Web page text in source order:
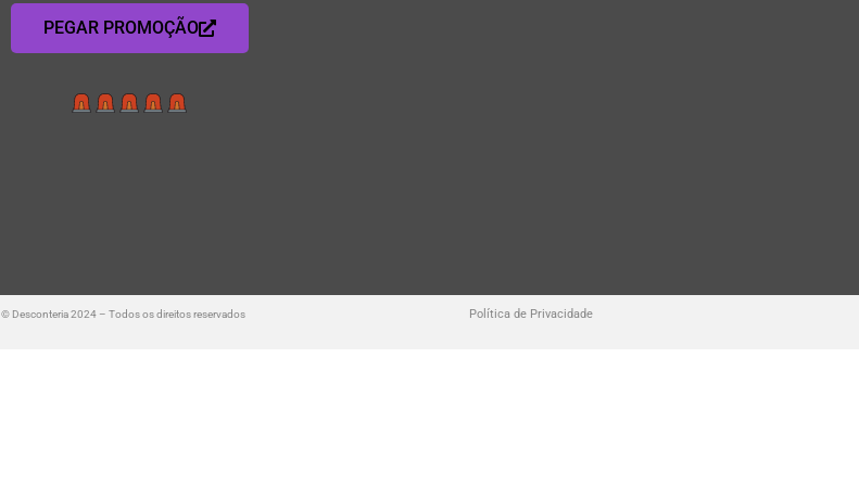
PEGAR PROMOÇÃO
© Desconteria 2024 – Todos os direitos reservados Política de Privacidade